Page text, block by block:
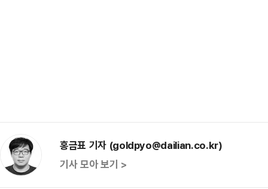
홍금표 기자 (goldpyo@dailian.co.kr)
기사 모아 보기 >